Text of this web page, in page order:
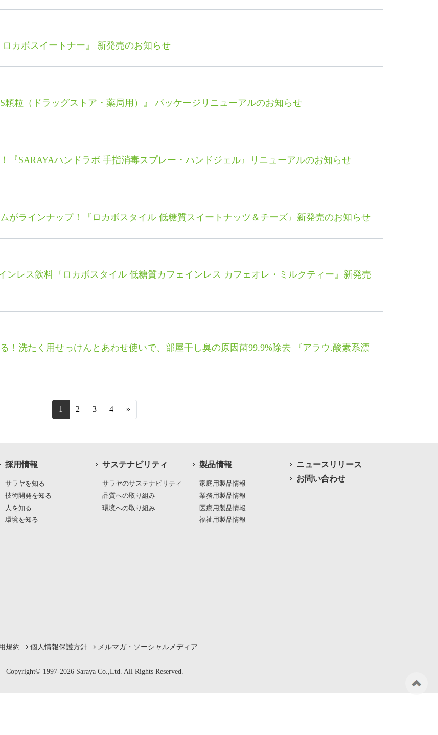
カボスイートナー』 新発売のお知らせ
粒（ドラッグストア・薬局用）』 パッケージリニューアルのお知らせ
『SARAYAハンドラボ 手指消毒スプレー・ハンドジェル』リニューアルのお知らせ
がラインナップ！『ロカボスタイル 低糖質スイートナッツ＆チーズ』新発売のお知らせ
ンレス飲料『ロカボスタイル 低糖質カフェインレス カフェオレ・ミルクティー』新発売
！洗たく用せっけんとあわせ使いで、部屋干し臭の原因菌99.9%除去 『アラウ.酸素系漂
1 （現在位置）
2 3 4 »
採用情報
サラヤを知る
技術開発を知る
人を知る
環境を知る
サステナビリティ
サラヤのサステナビリティ
品質への取り組み
環境への取り組み
製品情報
家庭用製品情報
業務用製品情報
医療用製品情報
福祉用製品情報
ニュースリリース
お問い合わせ
規約 個人情報保護方針 メルマガ・ソーシャルメディア
Copyright© 1997-2026 Saraya Co.,Ltd. All Rights Reserved.